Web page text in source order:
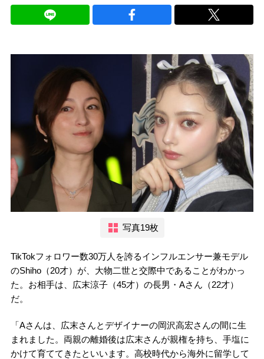
写真19枚
TikTokフォロワー数30万人を誇るインフルエンサー兼モデル
のShiho（20才）が、大物二世と交際中であることがわかっ
た。お相手は、広末涼子（45才）の長男・Aさん（22才）
だ。
「Aさんは、広末さんとデザイナーの岡沢高宏さんの間に生
まれました。両親の離婚後は広末さんが親権を持ち、手塩に
かけて育ててきたといいます。高校時代から海外に留学して